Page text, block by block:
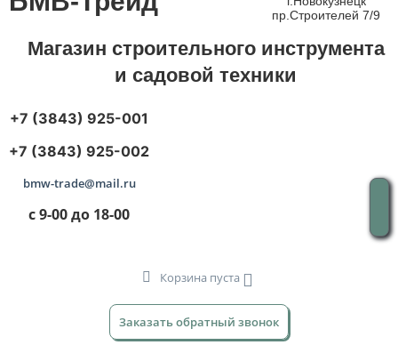
пр.Строителей 7/9
Магазин строительного инструмента
и садовой техники
+7 (3843) 925-001
+7 (3843) 925-002
bmw-trade@mail.ru
с 9-00 до 18-00
Корзина пуста
Заказать обратный звонок